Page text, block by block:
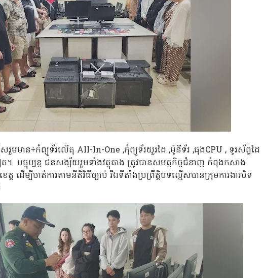
រួមមាន÷កំព្យូទ័រលើតុ All-In-One ,កុំព្យូទ័រយួរដៃ ,ម៉ូនីទ័រ ,ធុងCPU , ទូរស័ព្ទដៃ
បច្ចុប្បន្ន ជនសង្ស័យរួមទាំងវត្ថុតាង ត្រូវបានសមត្ថកិច្ចជំនាញ កំពុងកសាង
ើម្បីចាត់ការតាមនីតិវិធីច្បាប់ រីឯទីតាំងប្រព្រឹត្តិបទល្មើសបានក្រុមការងារបិទ